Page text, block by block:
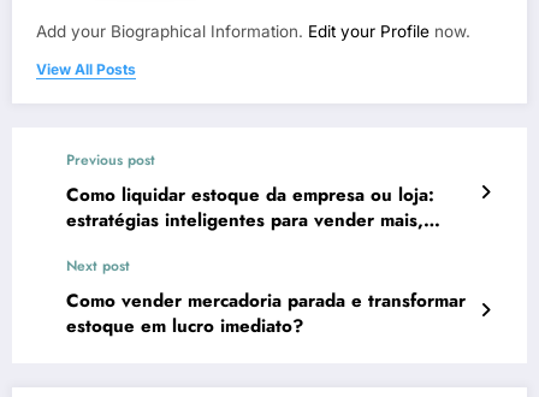
Add your Biographical Information. Edit your Profile now.
View All Posts
Previous post
Como liquidar estoque da empresa ou loja:
estratégias inteligentes para vender mais,
oportunidades
Next post
Como vender mercadoria parada e transformar
estoque em lucro imediato?